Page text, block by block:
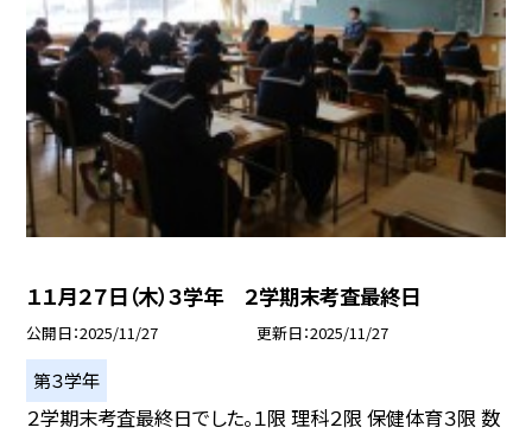
１１月２７日（木）３学年 ２学期末考査最終日
公開日 2025/11/27 更新日 2025/11/27
第３学年
２学期末考査最終日でした。１限 理科２限 保健体育３限 数